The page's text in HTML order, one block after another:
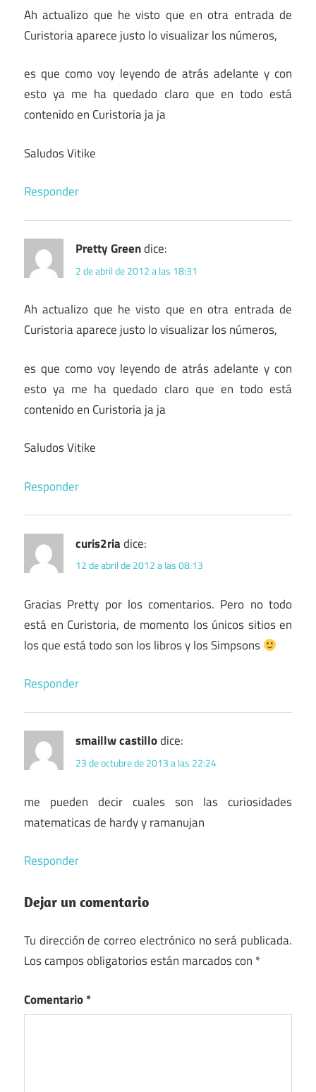
Ah actualizo que he visto que en otra entrada de
Curistoria aparece justo lo visualizar los números,
es que como voy leyendo de atrás adelante y con
esto ya me ha quedado claro que en todo está
contenido en Curistoria ja ja
Saludos Vitike
Responder
Pretty Greendice:
2 de abril de 2012 a las 18:31
Ah actualizo que he visto que en otra entrada de
Curistoria aparece justo lo visualizar los números,
es que como voy leyendo de atrás adelante y con
esto ya me ha quedado claro que en todo está
contenido en Curistoria ja ja
Saludos Vitike
Responder
curis2riadice:
12 de abril de 2012 a las 08:13
Gracias Pretty por los comentarios. Pero no todo
está en Curistoria, de momento los únicos sitios en
los que está todo son los libros y los Simpsons
Responder
smaillw castillodice:
23 de octubre de 2013 a las 22:24
me pueden decir cuales son las curiosidades
matematicas de hardy y ramanujan
Responder
Dejar un comentario
Tu dirección de correo electrónico no será publicada.
Los campos obligatorios están marcados con *
Comentario*